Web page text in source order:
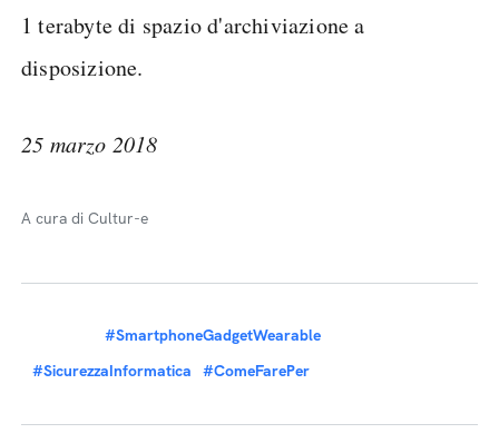
1 terabyte di spazio d'archiviazione a
disposizione.
25 marzo 2018
A cura di Cultur-e
#SmartphoneGadgetWearable
#SicurezzaInformatica
#ComeFarePer